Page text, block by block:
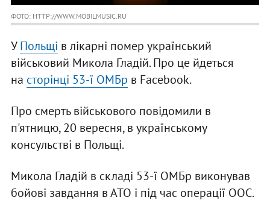
ФОТО: HTTP://WWW.MOBILMUSIC.RU
УПольщі в лікарні помер український
військовий Микола Гладій. Про це йдеться
на сторінці 53-ї ОМБр в Facebook.
Про смерть військового повідомили в
п'ятницю, 20 вересня, в українському
консульстві в Польщі.
Микола Гладій в складі 53-ї ОМБр виконував
бойові завдання в АТО і під час операції ООС.